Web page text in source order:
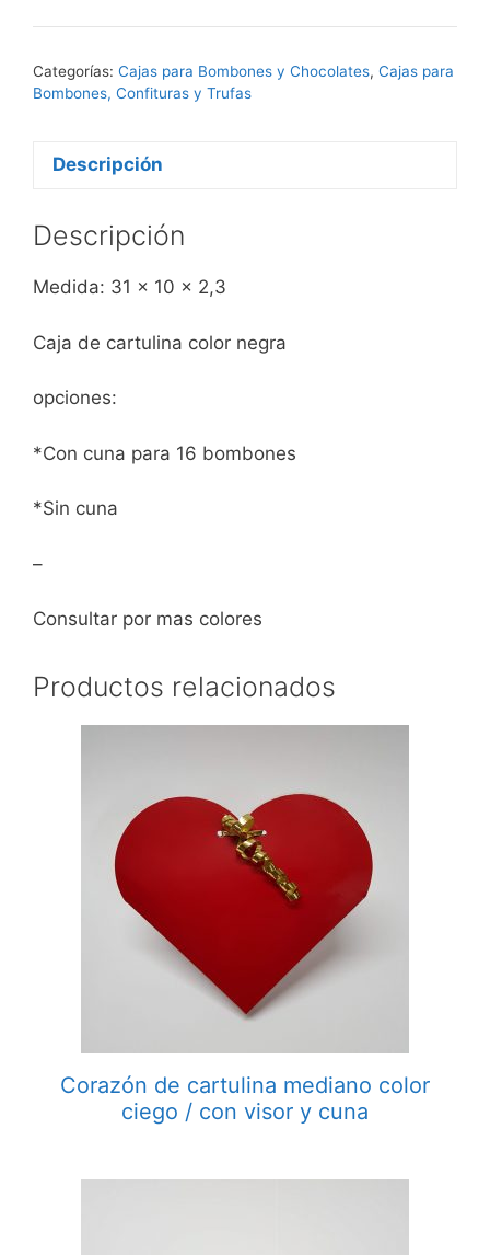
Categorías: Cajas para Bombones y Chocolates, Cajas para
Bombones, Confituras y Trufas
Descripción
Descripción
Medida: 31 x 10 x 2,3
Caja de cartulina color negra
opciones:
*Con cuna para 16 bombones
*Sin cuna
–
Consultar por mas colores
Productos relacionados
Corazón de cartulina mediano color
ciego / con visor y cuna